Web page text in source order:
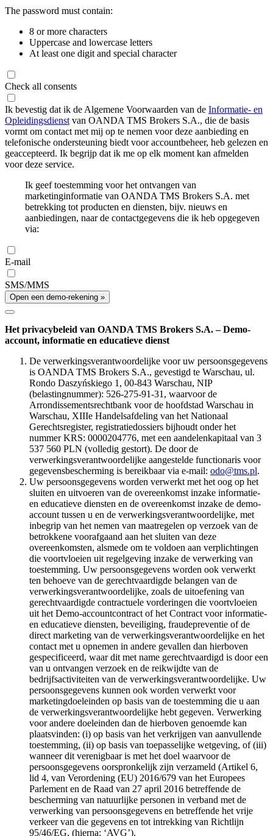
The password must contain:
8 or more characters
Uppercase and lowercase letters
At least one digit and special character
Check all consents
Ik bevestig dat ik de Algemene Voorwaarden van de Informatie- en
Opleidingsdienst van OANDA TMS Brokers S.A., die de basis
vormt om contact met mij op te nemen voor deze aanbieding en
telefonische ondersteuning biedt voor accountbeheer, heb gelezen en
geaccepteerd. Ik begrijp dat ik me op elk moment kan afmelden
voor deze service.
Ik geef toestemming voor het ontvangen van
marketinginformatie van OANDA TMS Brokers S.A. met
betrekking tot producten en diensten, bijv. nieuws en
aanbiedingen, naar de contactgegevens die ik heb opgegeven
via:
E-mail
SMS/MMS
Open een demo-rekening »
Het privacybeleid van OANDA TMS Brokers S.A. – Demo-
account, informatie en educatieve dienst
De verwerkingsverantwoordelijke voor uw persoonsgegevens
is OANDA TMS Brokers S.A., gevestigd te Warschau, ul.
Rondo Daszyńskiego 1, 00-843 Warschau, NIP
(belastingnummer): 526-275-91-31, waarvoor de
Arrondissementsrechtbank voor de hoofdstad Warschau in
Warschau, XIIIe Handelsafdeling van het Nationaal
Gerechtsregister, registratiedossiers bijhoudt onder het
nummer KRS: 0000204776, met een aandelenkapitaal van 3
537 560 PLN (volledig gestort). De door de
verwerkingsverantwoordelijke aangestelde functionaris voor
gegevensbescherming is bereikbaar via e-mail: odo@tms.pl.
Uw persoonsgegevens worden verwerkt met het oog op het
sluiten en uitvoeren van de overeenkomst inzake informatie-
en educatieve diensten en de overeenkomst inzake de demo-
account tussen u en de verwerkingsverantwoordelijke, met
inbegrip van het nemen van maatregelen op verzoek van de
betrokkene voorafgaand aan het sluiten van deze
overeenkomsten, alsmede om te voldoen aan verplichtingen
die voortvloeien uit regelgeving inzake de verwerking van
toestemming. Uw persoonsgegevens worden ook verwerkt
ten behoeve van de gerechtvaardigde belangen van de
verwerkingsverantwoordelijke, zoals de uitoefening van
gerechtvaardigde contractuele vorderingen die voortvloeien
uit het Demo-accountcontract of het Contract voor informatie-
en educatieve diensten, beveiliging, fraudepreventie of de
direct marketing van de verwerkingsverantwoordelijke en het
contact met u opnemen in andere gevallen dan hierboven
gespecificeerd, waar dit met name gerechtvaardigd is door een
van u ontvangen verzoek en de reikwijdte van de
bedrijfsactiviteiten van de verwerkingsverantwoordelijke. Uw
persoonsgegevens kunnen ook worden verwerkt voor
marketingdoeleinden op basis van de toestemming die u aan
de verwerkingsverantwoordelijke hebt gegeven. Verwerking
voor andere doeleinden dan de hierboven genoemde kan
plaatsvinden: (i) op basis van het verkrijgen van aanvullende
toestemming, (ii) op basis van toepasselijke wetgeving, of (iii)
wanneer dit verenigbaar is met het doel waarvoor de
persoonsgegevens oorspronkelijk zijn verzameld (Artikel 6,
lid 4, van Verordening (EU) 2016/679 van het Europees
Parlement en de Raad van 27 april 2016 betreffende de
bescherming van natuurlijke personen in verband met de
verwerking van persoonsgegevens en betreffende het vrije
verkeer van die gegevens en tot intrekking van Richtlijn
95/46/EG, (hierna: ‘AVG’).